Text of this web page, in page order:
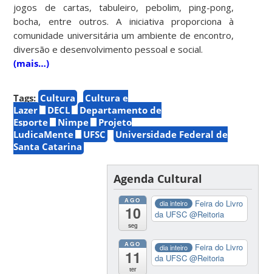
jogos de cartas, tabuleiro, pebolim, ping-pong,
bocha, entre outros. A iniciativa proporciona à
comunidade universitária um ambiente de encontro,
diversão e desenvolvimento pessoal e social.
(mais…)
Tags: Cultura
Cultura e
Lazer
DECL
Departamento de
Esporte
Nimpe
Projeto
LudicaMente
UFSC
Universidade Federal de
Santa Catarina
Agenda Cultural
AGO
10
seg
dia inteiro
Feira do Livro
da UFSC@Reitoria
AGO
11
ter
dia inteiro
Feira do Livro
da UFSC@Reitoria